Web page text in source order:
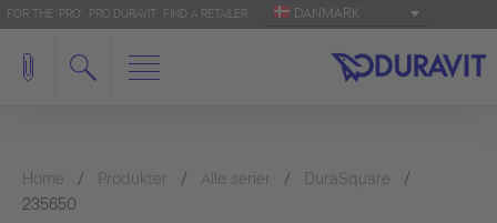
FOR THE 'PRO': PRO.DURAVIT FIND A RETAILER DANMARK
Home Produkter Alle serier
DuraSquare
235650